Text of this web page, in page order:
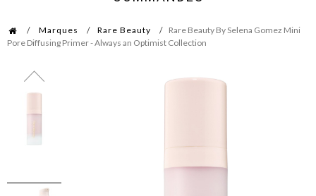
Marques Rare Beauty
Rare Beauty By Selena Gomez Mini
Pore Diffusing Primer - Always an Optimist Collection